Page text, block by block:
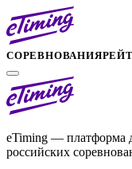
СОРЕВНОВАНИЯ
eTiming — платформа
российских